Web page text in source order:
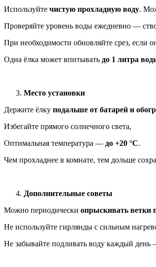
Используйте чистую прохладную воду.
Проверяйте уровень воды ежедневно —
При необходимости обновляйте срез, если
Одна ёлка может впитывать до 1 литра
Место установки
Держите ёлку подальше от батарей и
Избегайте прямого солнечного света,
Оптимальная температура — до +20 °C.
Чем прохладнее в комнате, тем дольше
Дополнительные советы
Можно периодически опрыскивать ветки
Не используйте гирлянды с сильным
Не забывайте подливать воду каждый